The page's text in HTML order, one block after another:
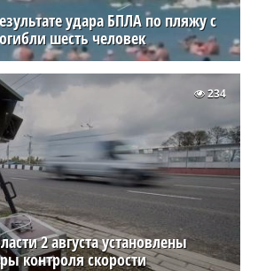
удара БПЛА по пляжу с
шесть человек
2 августа установлены
контроля скорости
234